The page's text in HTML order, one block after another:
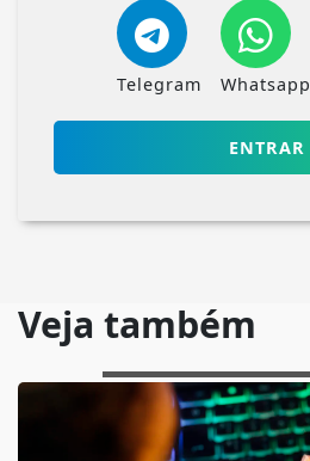
Telegram Whatsapp
ENTRAR
Veja também